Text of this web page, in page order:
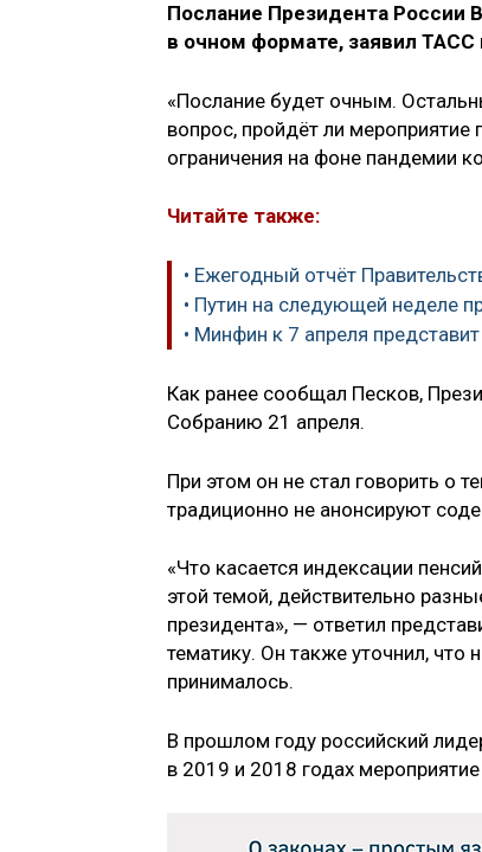
Послание Президента России
в очном формате, заявил
«Послание будет очным.
вопрос, пройдёт ли
ограничения на фоне пандемии
Читайте также:
• Ежегодный отчёт
• Путин на следующей неделе
• Минфин к 7 апреля
Как ранее сообщал Песков,
Собранию 21 апреля.
При этом он не стал говорить о
традиционно не анонсируют
«Что касается индексации
этой темой, действительно
президента», — ответил
тематику. Он также уточнил, что
принималось.
В прошлом году российский
в 2019 и 2018 годах